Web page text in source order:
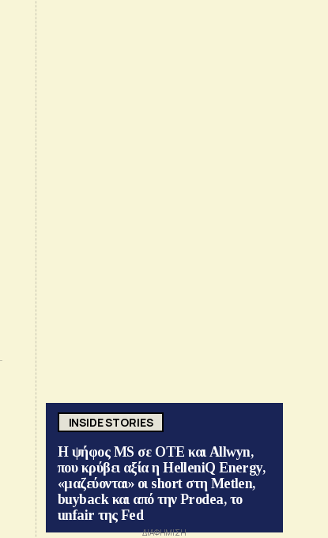
INSIDE STORIES
Η ψήφος MS σε ΟΤΕ και Allwyn,
που κρύβει αξία η HelleniQ Energy,
«μαζεύονται» οι short στη Metlen,
buyback και από την Prodea, το
unfair της Fed